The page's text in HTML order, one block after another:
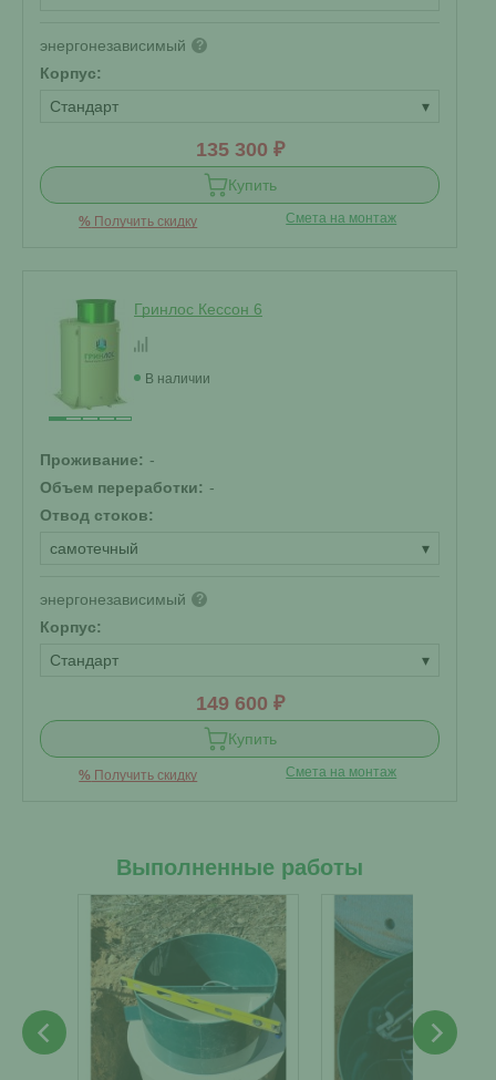
энергонезависимый ?
Корпус:
Стандарт
▾
135 300 ₽
Купить
% Получить скидку Смета на монтаж
Гринлос Кессон 6
В наличии
Проживание: -
Объем переработки: -
Отвод стоков:
самотечный
▾
энергонезависимый ?
Корпус:
Стандарт
▾
149 600 ₽
Купить
% Получить скидку Смета на монтаж
Выполненные работы